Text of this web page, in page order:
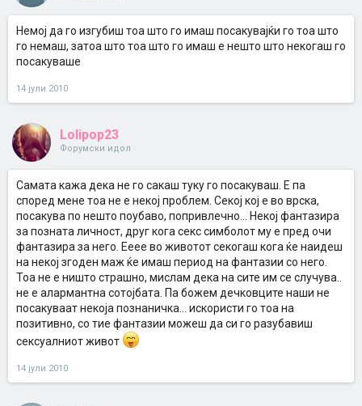
Немој да го изгубиш тоа што го имаш посакувајќи го тоа што
го немаш, затоа што тоа што го имаш е нешто што некогаш го
посакуваше
14 јули 2010
Lolipop23
Форумски идол
Самата кажа дека не го сакаш туку го посакуваш. Е па
според мене тоа не е некој проблем. Секој кој е во врска,
посакува по нешто поубаво, попривлечно... Некој фантазира
за позната личност, друг кога секс симболот му е пред очи
фантазира за него. Ееее во животот секогаш кога ќе наидеш
на некој згоден маж ќе имаш период на фантазии со него.
Тоа не е ништо страшно, мислам дека на сите им се случува..
не е алармантна сотојбата. Па божем дечковците наши не
посакуваат некоја познаничка... искористи го тоа на
позитивно, со тие фантазии можеш да си го разубавиш
сексуалниот живот
14 јули 2010